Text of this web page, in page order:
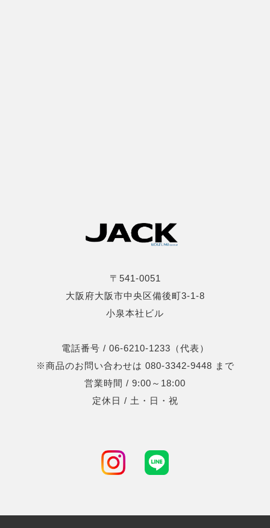
〒541-0051
大阪府大阪市中央区備後町3-1-8
小泉本社ビル
電話番号 / 06-6210-1233（代表）
※商品のお問い合わせは 080-3342-9448 まで
営業時間 / 9:00～18:00
定休日 / 土・日・祝